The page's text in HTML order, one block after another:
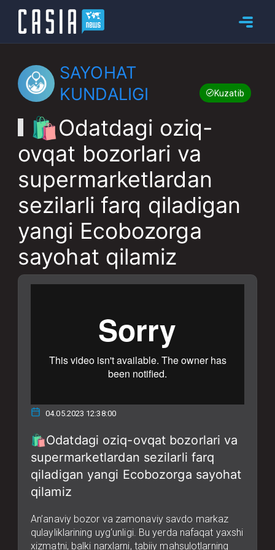
SAYOHAT
KUNDALIGI
Kuzatib boring
🛍Odatdagi oziq-
ovqat bozorlari va
supermarketlardan
sezilarli farq qiladigan
yangi Ecobozorga
sayohat qilamiz
04.05.2023 12:38:00
🛍Odatdagi oziq-ovqat bozorlari va
supermarketlardan sezilarli farq
qiladigan yangi Ecobozorga sayohat
qilamiz
An’anaviy bozor va zamonaviy savdo markaz
qulayliklarining uyg‘unligi. Bu yerda nafaqat yaxshi
xizmatni, balki narxlarni, tabiiy mahsulotlarning